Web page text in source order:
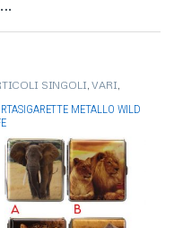
SINGOLI ,VARI
PER FUMATORI
PACCHETTO/PORTA
METALLO WILD